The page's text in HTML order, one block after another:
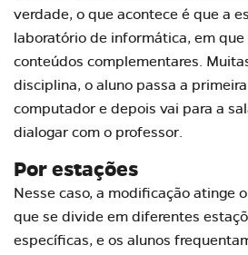
verdade, o que acontece é que a
laboratório de informática, em
conteúdos complementares.
disciplina, o aluno passa a
computador e depois vai para a
dialogar com o professor.
Por estações
Nesse caso, a modificação atinge
que se divide em diferentes
específicas, e os alunos